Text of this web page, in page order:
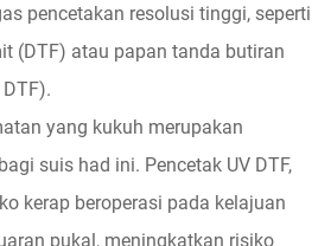
pencetakan resolusi tinggi, seperti
(DTF) atau papan tanda butiran
yang kukuh merupakan
suis had ini. Pencetak UV DTF,
kerap beroperasi pada kelajuan
pukal, meningkatkan risiko